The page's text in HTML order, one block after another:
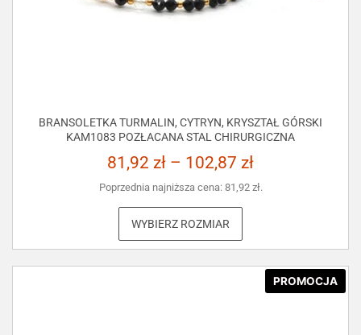
BRANSOLETKA TURMALIN, CYTRYN, KRYSZTAŁ GÓRSKI
KAM1083 POZŁACANA STAL CHIRURGICZNA
81,92 zł – 102,87 zł
Poprzednia najniższa cena: 81,92 zł.
WYBIERZ ROZMIAR
PROMOCJA